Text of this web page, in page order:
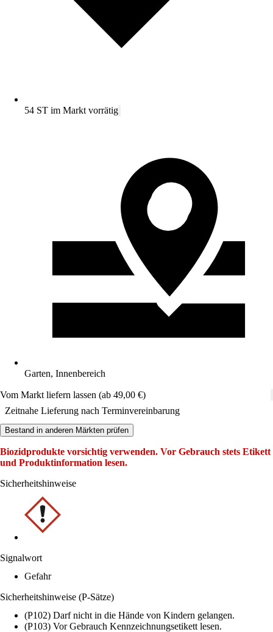
54 ST im Markt vorrätig
Garten, Innenbereich
Vom Markt liefern lassen (ab 49,00 €)
Zeitnahe Lieferung nach Terminvereinbarung
Bestand in anderen Märkten prüfen
Biozidprodukte vorsichtig verwenden. Vor Gebrauch stets Etikett
und Produktinformation lesen.
Sicherheitshinweise
Signalwort
Gefahr
Sicherheitshinweise (P-Sätze)
(P102) Darf nicht in die Hände von Kindern gelangen.
(P103) Vor Gebrauch Kennzeichnungsetikett lesen.